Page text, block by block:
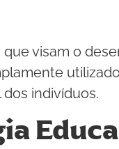
visam o
indivíduos.